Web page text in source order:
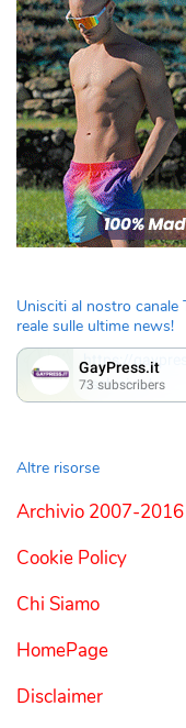
Unisciti al nostro canale
reale sulle ultime news!
Altre risorse
Archivio 2007-2016
Cookie Policy
Chi Siamo
HomePage
Disclaimer